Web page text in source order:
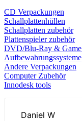
CD Verpackungen
Schallplattenhüllen
Schallplatten zubehör
Plattenspieler zubehör
DVD/Blu-Ray & Game
Aufbewahrungssysteme
Andere Verpackungen
Computer Zubehör
Innodesk tools